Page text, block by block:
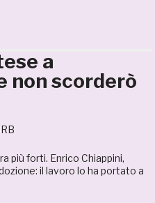
a
non scorderò
più forti. Enrico Chiappini,
il lavoro lo ha portato a